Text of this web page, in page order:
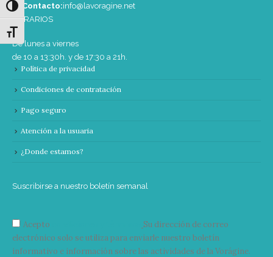
Alternar alto contraste
Alternar tamaño de letra
Contacto:info@lavoragine.net
HORARIOS
De lunes a viernes
de 10 a 13:30h. y de 17:30 a 21h.
Política de privacidad
Condiciones de contratación
Pago seguro
Atención a la usuaria
¿Donde estamos?
Suscribirse a nuestro boletín semanal
Acepto
Su dirección de correo
electrónico solo se utiliza para enviarle nuestro boletín
informativo e información sobre las actividades de la Vorágine.